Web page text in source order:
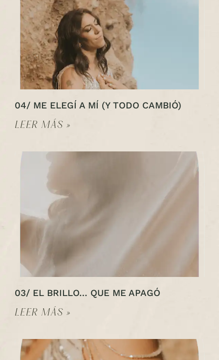
04/ ME ELEGÍ A MÍ (Y TODO CAMBIÓ)
LEER MÁS »
03/ EL BRILLO… QUE ME APAGÓ
LEER MÁS »